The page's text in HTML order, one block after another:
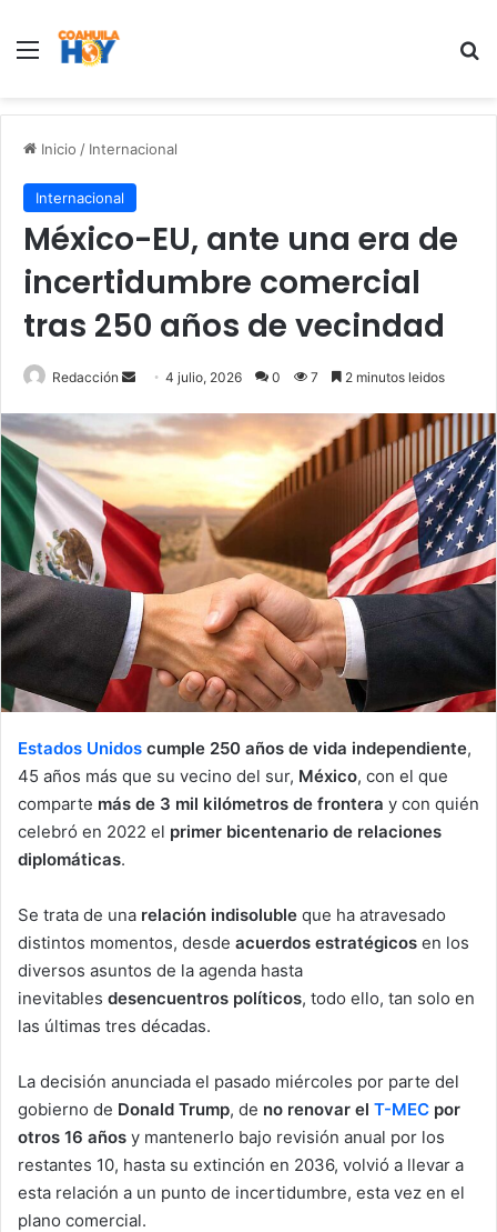
Menu
Inicio / Internacional
Internacional
México-EU, ante una era de
incertidumbre comercial
tras 250 años de vecindad
Redacción
n
d
n
e
m
a
l
4 julio, 2026 0 7 2 minutos leidos
Estados Unidos cumple 250 años de vida independiente,
45 años más que su vecino del sur, México, con el que
comparte más de 3 mil kilómetros de frontera y con quién
celebró en 2022 el primer bicentenario de relaciones
diplomáticas.
Se trata de una relación indisoluble que ha atravesado
distintos momentos, desde acuerdos estratégicos en los
diversos asuntos de la agenda hasta
inevitables desencuentros políticos, todo ello, tan solo en
las últimas tres décadas.
La decisión anunciada el pasado miércoles por parte del
gobierno de Donald Trump, de no renovar el T-MEC por
otros 16 años y mantenerlo bajo revisión anual por los
restantes 10, hasta su extinción en 2036, volvió a llevar a
esta relación a un punto de incertidumbre, esta vez en el
plano comercial.